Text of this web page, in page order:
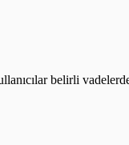
belirli